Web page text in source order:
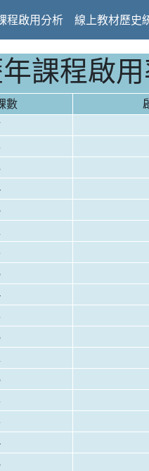
程啟用分析 線上教材歷史
課程啟
數